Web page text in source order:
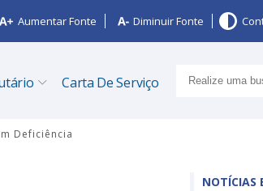
Aumentar Fonte Diminuir Fonte
Carta De Serviço
Deficiência
NOTÍCIAS